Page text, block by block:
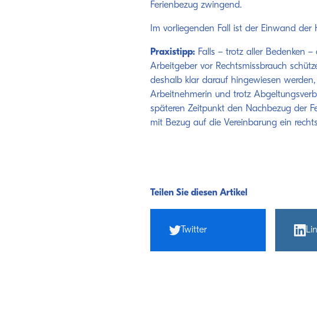
Ferienbezug zwingend.
Im vorliegenden Fall ist der Einwand der
Praxistipp: Falls – trotz aller Bedenken
Arbeitgeber vor Rechtsmissbrauch
deshalb klar darauf hingewiesen
Arbeitnehmerin und trotz
späteren Zeitpunkt den Nachbezug der
mit Bezug auf die Vereinbarung ein
Teilen Sie diesen Artikel
Twitter